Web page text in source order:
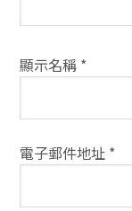
顯示名稱 *
電子郵件地址 *